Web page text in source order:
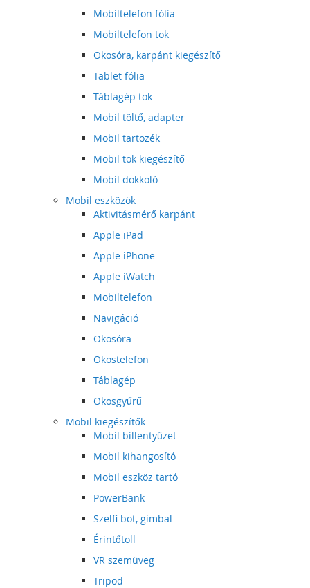
Mobiltelefon fólia
Mobiltelefon tok
Okosóra, karpánt kiegészítő
Tablet fólia
Táblagép tok
Mobil töltő, adapter
Mobil tartozék
Mobil tok kiegészítő
Mobil dokkoló
Mobil eszközök
Aktivitásmérő karpánt
Apple iPad
Apple iPhone
Apple iWatch
Mobiltelefon
Navigáció
Okosóra
Okostelefon
Táblagép
Okosgyűrű
Mobil kiegészítők
Mobil billentyűzet
Mobil kihangosító
Mobil eszköz tartó
PowerBank
Szelfi bot, gimbal
Érintőtoll
VR szemüveg
Tripod